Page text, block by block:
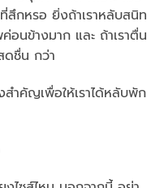
สึกหรอ ยิ่งถ้าเราหลับสนิท
อนข้างมาก และ ถ้าเราตื่น
ดชื่น กว่า
ำคัญเพื่อให้เราได้หลับพัก